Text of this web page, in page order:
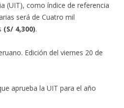
(UIT), como índice de referencia
será de Cuatro mil
(S/ 4,300).
Edición del viernes 20 de
aprueba la UIT para el año